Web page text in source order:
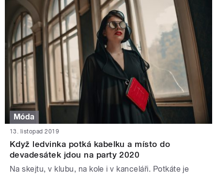
Móda
13. listopad 2019
Když ledvinka potká kabelku a místo do
devadesátek jdou na party 2020
Na skejtu, v klubu, na kole i v kanceláři. Potkáte je